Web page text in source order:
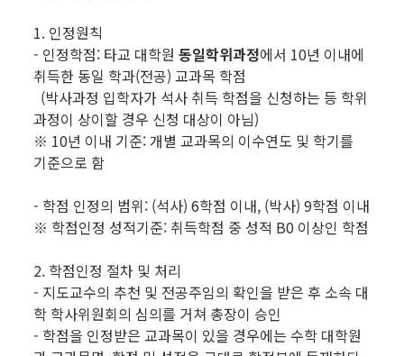
1. 인정원칙
- 인정학점: 타교 대학원동일학위과정에서 10년 이내에
취득한 동일 학과(전공) 교과목 학점
(박사과정 입학자가 석사 취득 학점을 신청하는 등 학위
과정이 상이할 경우 신청 대상이 아님)
※ 10년 이내 기준: 개별 교과목의 이수연도 및 학기를
기준으로 함
- 학점 인정의 범위: (석사) 6학점 이내, (박사) 9학점 이내
※ 학점인정 성적기준: 취득학점 중 성적 B0 이상인 학점
2. 학점인정 절차 및 처리
- 지도교수의 추천 및 전공주임의 확인을 받은 후 소속 대
학 학사위원회의 심의를 거쳐 총장이 승인
- 학점을 인정받은 교과목이 있을 경우에는 수학 대학원